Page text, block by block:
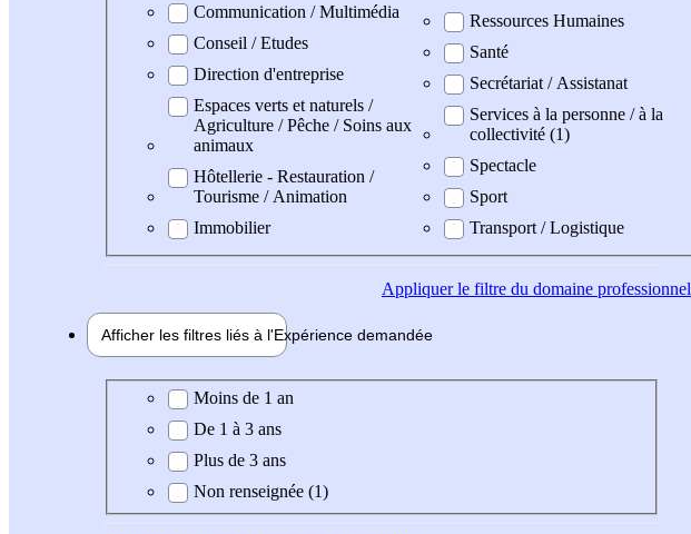
Communication / Multimédia
Conseil / Etudes
Direction d'entreprise
Espaces verts et naturels /
Agriculture / Pêche / Soins aux
animaux
Hôtellerie - Restauration /
Tourisme / Animation
Immobilier
Ressources Humaines
Santé
Secrétariat / Assistanat
Services à la personne / à la
collectivité (1)
Spectacle
Sport
Transport / Logistique
Appliquerle filtre du domaine professionnel
Afficher les filtres liés à l'Expérience demandée
Expérience demandée
Moins de 1 an
De 1 à 3 ans
Plus de 3 ans
Non renseignée (1)